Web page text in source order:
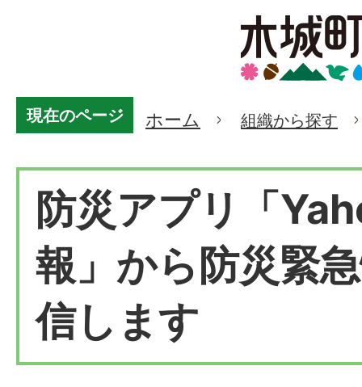
現在のページ ホーム 組織から探す
防災アプリ「
報」から防災緊
信します